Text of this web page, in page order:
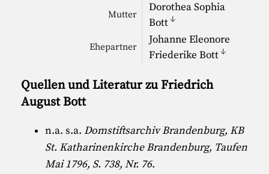
Mutter
Dorothea Sophia
Bott↓
Ehepartner
Johanne Eleonore
Friederike Bott↓
Quellen und Literatur zu Friedrich
August Bott
n.a. s.a. Domstiftsarchiv Brandenburg, KB
St. Katharinenkirche Brandenburg, Taufen
Mai 1796, S. 738, Nr. 76.